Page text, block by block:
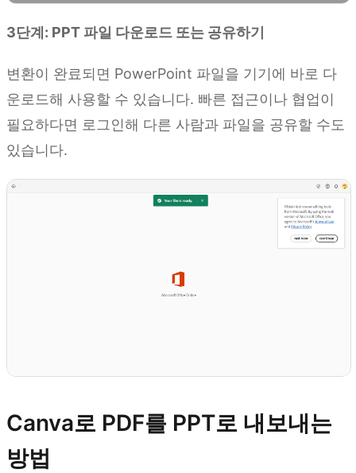
3단계: PPT 파일 다운로드 또는 공유하기
변환이 완료되면 PowerPoint 파일을 기기에 바로 다
운로드해 사용할 수 있습니다. 빠른 접근이나 협업이
필요하다면 로그인해 다른 사람과 파일을 공유할 수도
있습니다.
Canva로 PDF를 PPT로 내보내는
방법